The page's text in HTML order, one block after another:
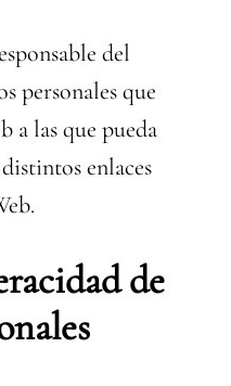
del
personales que
a las que pueda
enlaces
de